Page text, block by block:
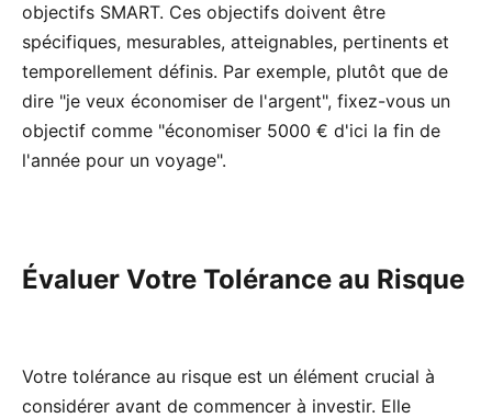
objectifs SMART. Ces objectifs doivent être
spécifiques, mesurables, atteignables, pertinents et
temporellement définis. Par exemple, plutôt que de
dire "je veux économiser de l'argent", fixez-vous un
objectif comme "économiser 5000 € d'ici la fin de
l'année pour un voyage".
Évaluer Votre Tolérance au Risque
Votre tolérance au risque est un élément crucial à
considérer avant de commencer à investir. Elle